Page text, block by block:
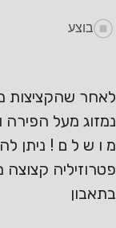
בוצע
לאחר שהקציצות
נמזוג מעל הפירה
מ ו ש ל ם ! ניתן
פטרוזיליה קצוצה
בתאבון